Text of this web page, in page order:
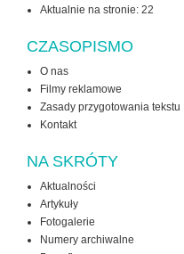
Aktualnie na stronie: 22
CZASOPISMO
O nas
Filmy reklamowe
Zasady przygotowania tekstu
Kontakt
NA SKRÓTY
Aktualności
Artykuły
Fotogalerie
Numery archiwalne